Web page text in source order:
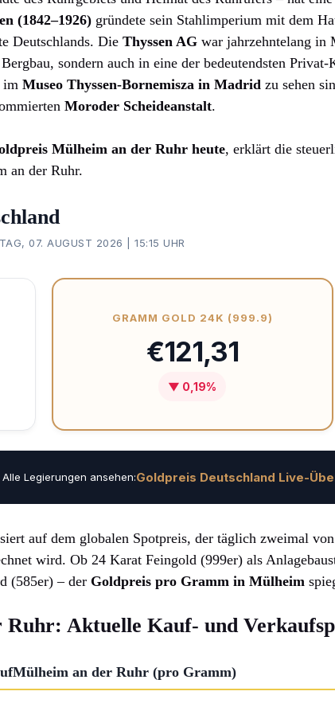
(1842–1926) gründete sein Stahlimperium mit dem
Deutschlands. Die Thyssen AG war jahrzehntelang in
sondern auch in eine der bedeutendsten Privat-
im Museo Thyssen-Bornemisza in Madrid zu sehen
Moroder Scheideanstalt.
Mülheim an der Ruhr heute, erklärt die
an der Ruhr.
07. AUGUST 2026 | 15:15 UHR
GRAMM GOLD 24K (999.9)
€121,31
▼ 0,19%
Alle Legierungen ansehen:Goldpreis Deutschland Live-
auf dem globalen Spotpreis, der täglich zweimal
wird. Ob 24 Karat Feingold (999er) als
(585er) – der Goldpreis pro Gramm in Mülheim
Aktuelle Kauf- und
an der Ruhr (pro Gramm)